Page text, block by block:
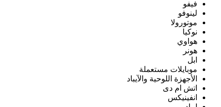
فيفو
لينوفو
موتورولا
نوكيا
هواوي
هونر
ابل
موبايلات مستعملة
الأجهزة اللوحية والآيباد
اتش ام دى
انفينيكس